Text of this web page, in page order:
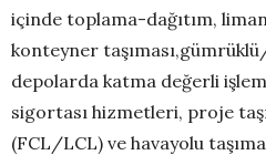
içinde toplama-dağıtım,
konteyner
depolarda katma değerli
sigortası hizmetleri, proje
(FCL/LCL) ve havayolu